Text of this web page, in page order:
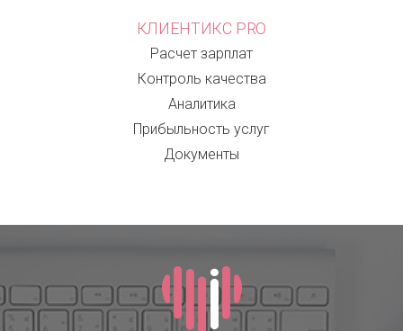
КЛИЕНТИКС PRO
Расчет зарплат
Контроль качества
Аналитика
Прибыльность услуг
Документы